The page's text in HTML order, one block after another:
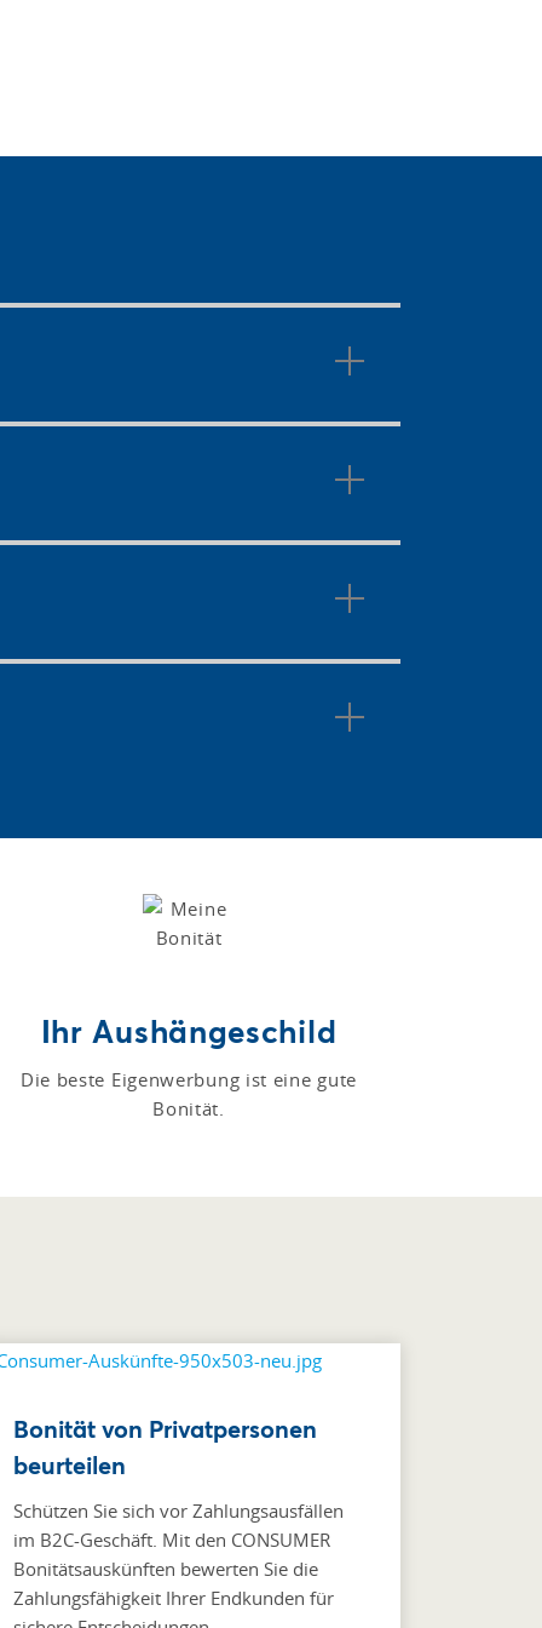
Ihr Aushängeschild
Die beste Eigenwerbung ist eine gute
Bonität.
Bonität von Privatpersonen
beurteilen
Schützen Sie sich vor Zahlungsausfällen
im B2C-Geschäft. Mit den CONSUMER
Bonitätsauskünften bewerten Sie die
Zahlungsfähigkeit Ihrer Endkunden für